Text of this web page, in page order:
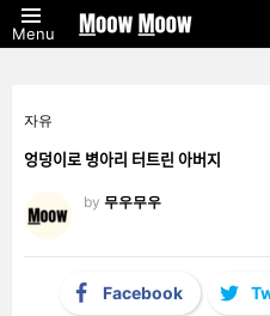
Menu
자유
엉덩이로 병아리 터트린 아버지
by 무우무우
Facebook